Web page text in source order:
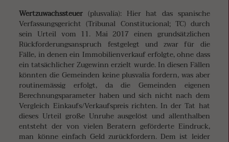
Wertzuwachssteuer (plusvalía): Hier hat das spanische
Verfassungsgericht (Tribunal Constitucional; TC) durch
sein Urteil vom 11. Mai 2017 einen grundsätzlichen
Rückforderungsanspruch festgelegt und zwar für die
Fälle, in denen ein Immobilienverkauf erfolgte, ohne dass
ein tatsächlicher Zugewinn erzielt wurde. In diesen Fällen
könnten die Gemeinden keine plusvalía fordern, was aber
routinemässig erfolgt, da die Gemeinden eigenen
Berechnungsparameter haben und sich nicht nach dem
Vergleich Einkaufs/Verkaufspreis richten. In der Tat hat
dieses Urteil große Unruhe ausgelöst und allenthalben
entsteht der von vielen Beratern geförderte Eindruck,
man könne einfach Geld zurückfordern. Dem ist leider